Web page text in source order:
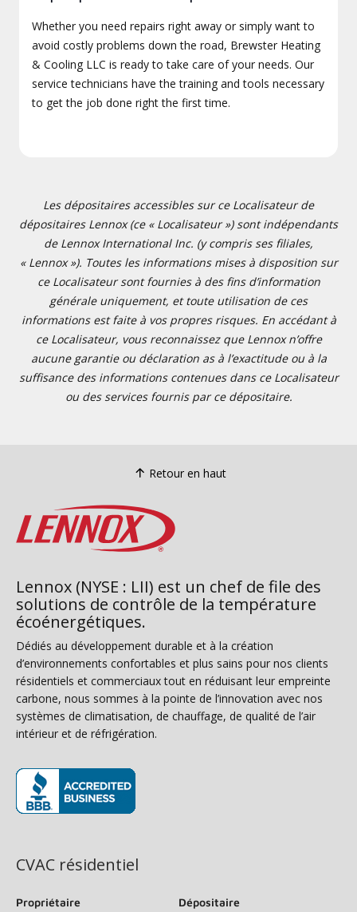
Whether you need repairs right away or simply want to
avoid costly problems down the road, Brewster Heating
& Cooling LLC is ready to take care of your needs. Our
service technicians have the training and tools necessary
to get the job done right the first time.
Les dépositaires accessibles sur ce Localisateur de
dépositaires Lennox (ce « Localisateur ») sont indépendants
de Lennox International Inc. (y compris ses filiales,
« Lennox »). Toutes les informations mises à disposition sur
ce Localisateur sont fournies à des fins d’information
générale uniquement, et toute utilisation de ces
informations est faite à vos propres risques. En accédant à
ce Localisateur, vous reconnaissez que Lennox n’offre
aucune garantie ou déclaration as à l’exactitude ou à la
suffisance des informations contenues dans ce Localisateur
ou des services fournis par ce dépositaire.
Retour en haut
Lennox (NYSE : LII) est un chef de file des
solutions de contrôle de la température
écoénergétiques.
Dédiés au développement durable et à la création
d’environnements confortables et plus sains pour nos clients
résidentiels et commerciaux tout en réduisant leur empreinte
carbone, nous sommes à la pointe de l’innovation avec nos
systèmes de climatisation, de chauffage, de qualité de l’air
intérieur et de réfrigération.
CVAC résidentiel
Propriétaire
Dépositaire